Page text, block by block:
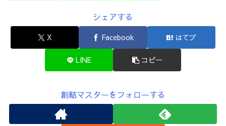
シェアする
X Facebook はてブ
LINE コピー
創結マスターをフォローする